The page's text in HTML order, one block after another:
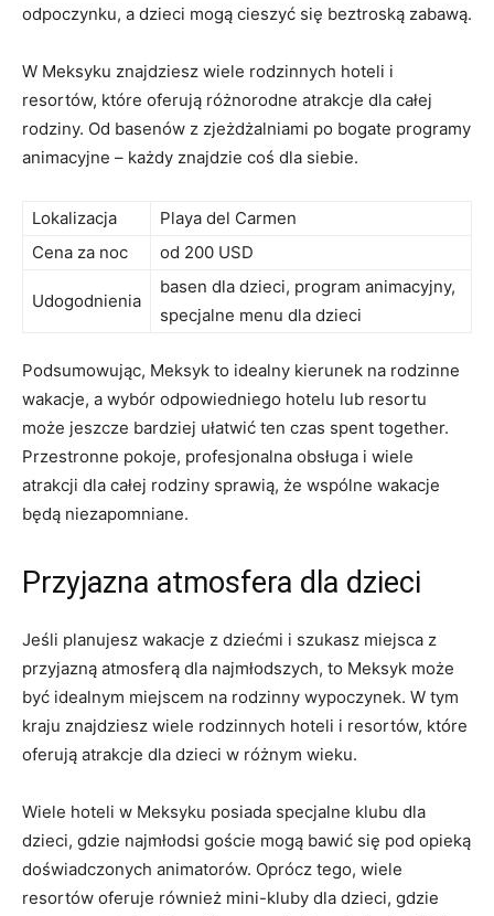
odpoczynku, a dzieci mogą cieszyć się beztroską zabawą.
W Meksyku znajdziesz wiele rodzinnych hoteli i
resortów, które oferują różnorodne atrakcje dla całej
rodziny. Od basenów z zjeżdżalniami po bogate programy
animacyjne – każdy znajdzie coś dla siebie.
Lokalizacja
Playa del Carmen
Cena za noc
od 200 USD
Udogodnienia
basen dla dzieci, program animacyjny,
specjalne menu dla dzieci
Podsumowując, Meksyk to idealny kierunek na rodzinne
wakacje, a wybór odpowiedniego hotelu lub resortu
może jeszcze bardziej ułatwić ten czas spent together.
Przestronne pokoje, profesjonalna obsługa i wiele
atrakcji dla całej rodziny sprawią, że wspólne wakacje
będą niezapomniane.
Przyjazna atmosfera dla dzieci
Jeśli planujesz wakacje z dziećmi i szukasz miejsca z
przyjazną atmosferą dla najmłodszych, to Meksyk może
być idealnym miejscem na rodzinny wypoczynek. W tym
kraju znajdziesz wiele rodzinnych hoteli i resortów, które
oferują atrakcje dla dzieci w różnym wieku.
Wiele hoteli w Meksyku posiada specjalne klubu dla
dzieci, gdzie najmłodsi goście mogą bawić się pod opieką
doświadczonych animatorów. Oprócz tego, wiele
resortów oferuje również mini-kluby dla dzieci, gdzie